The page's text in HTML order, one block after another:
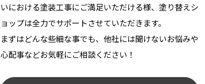
いにおける塗装工事にご満足いただける様、塗り替えシ
ョップは全力でサポートさせていただきます。
まずはどんな些細な事でも、他社には聞けないお悩みや
心配事などお気軽にご相談ください！